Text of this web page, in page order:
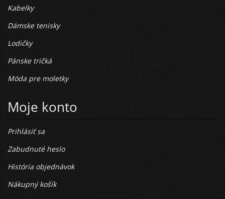
Kabelky
Dámske tenisky
Lodičky
Pánske tričká
Móda pre moletky
Moje konto
Prihlásiť sa
Zabudnuté heslo
História objednávok
Nákupný košík